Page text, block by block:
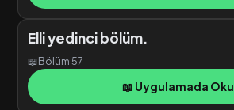
Elli yedinci bölüm.
📖Bölüm 57
📖 Uygulamada Oku